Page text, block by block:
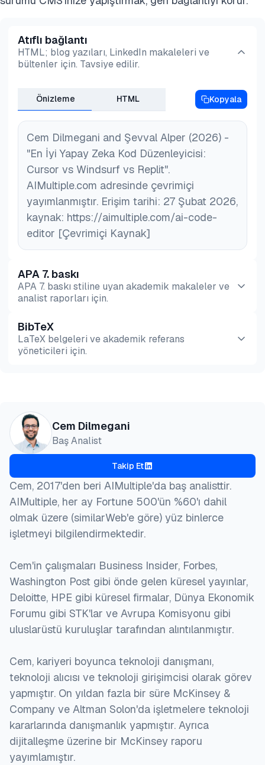
Atıflı bağlantı
HTML; blog yazıları, LinkedIn makaleleri ve
bültenler için. Tavsiye edilir.
Önizleme HTML Kopyala
Cem Dilmegani and Şevval Alper (2026) -
"En İyi Yapay Zeka Kod Düzenleyicisi:
Cursor vs Windsurf vs Replit".
AIMultiple.com adresinde çevrimiçi
yayımlanmıştır. Erişim tarihi: 27 Şubat 2026,
kaynak: https://aimultiple.com/ai-code-
editor [Çevrimiçi Kaynak]
APA 7. baskı
APA 7. baskı stiline uyan akademik makaleler ve
analist raporları için.
Önizleme HTML
BibTeX
LaTeX belgeleri ve akademik referans
yöneticileri için.
@misc{dilmegani2026,
  author = {Dilmegani, Cem and Alper, Şevval},
title  = {{En İyi Yapay Zeka Kod Düzenleyicisi:
  year   = {2026},
howpublished    = {\url{https://aimultiple.com/
note   = {AIMultiple. Erişim tarihi: 27 Şubat
}
Cem Dilmegani
Baş Analist
Takip Et
Cem, 2017'den beri AIMultiple'da baş analisttir.
AIMultiple, her ay Fortune 500'ün %60'ı dahil
olmak üzere (similarWeb'e göre) yüz binlerce
işletmeyi bilgilendirmektedir.
Cem'in çalışmaları Business Insider, Forbes,
Washington Post gibi önde gelen küresel yayınlar,
Deloitte, HPE gibi küresel firmalar, Dünya Ekonomik
Forumu gibi STK'lar ve Avrupa Komisyonu gibi
uluslarüstü kuruluşlar tarafından alıntılanmıştır.
Cem, kariyeri boyunca teknoloji danışmanı,
teknoloji alıcısı ve teknoloji girişimcisi olarak görev
yapmıştır. On yıldan fazla bir süre McKinsey &
Company ve Altman Solon'da işletmelere teknoloji
kararlarında danışmanlık yapmıştır. Ayrıca
dijitalleşme üzerine bir McKinsey raporu
yayımlamıştır.